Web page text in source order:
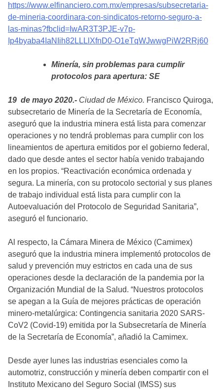
https://www.elfinanciero.com.mx/empresas/subsecretaria-
de-mineria-coordinara-con-sindicatos-retorno-seguro-a-
las-minas?fbclid=IwAR3T3PJE-v7p-
Ip4byaba4IaNIih82LLLlXfnD0-O1eTqWJwwgPiW2RRj60
Minería, sin problemas para cumplir
protocolos para apertura: SE
19 de mayo 2020.- Ciudad de México. Francisco Quiroga,
subsecretario de Minería de la Secretaría de Economía,
aseguró que la industria minera está lista para comenzar
operaciones y no tendrá problemas para cumplir con los
lineamientos de apertura emitidos por el gobierno federal,
dado que desde antes el sector había venido trabajando
en los propios. “Reactivación económica ordenada y
segura. La minería, con su protocolo sectorial y sus planes
de trabajo individual está lista para cumplir con la
Autoevaluación del Protocolo de Seguridad Sanitaria”,
aseguró el funcionario.
Al respecto, la Cámara Minera de México (Camimex)
aseguró que la industria minera implementó protocolos de
salud y prevención muy estrictos en cada una de sus
operaciones desde la declaración de la pandemia por la
Organización Mundial de la Salud. “Nuestros protocolos
se apegan a la Guía de mejores prácticas de operación
minero-metalúrgica: Contingencia sanitaria 2020 SARS-
CoV2 (Covid-19) emitida por la Subsecretaría de Minería
de la Secretaría de Economía”, añadió la Camimex.
Desde ayer lunes las industrias esenciales como la
automotriz, construcción y minería deben compartir con el
Instituto Mexicano del Seguro Social (IMSS) sus